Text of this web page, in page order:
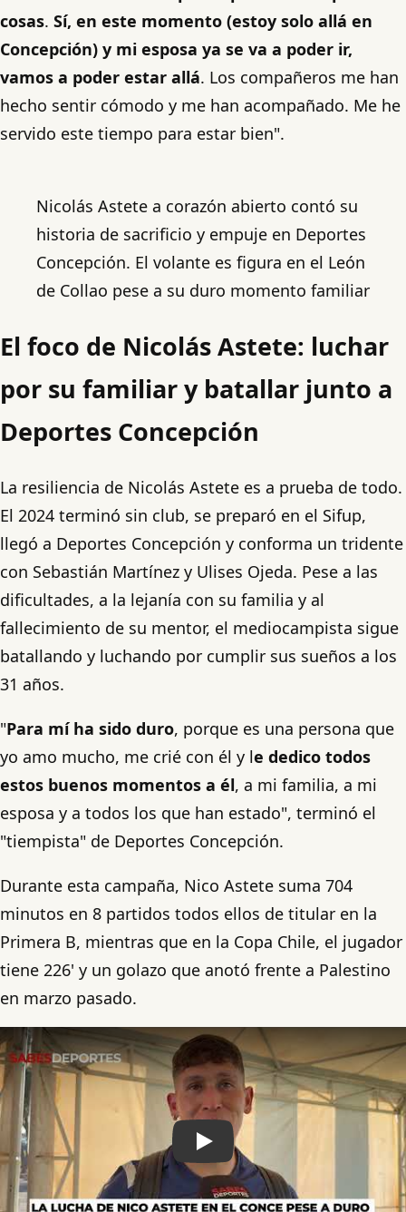
cosas. Sí, en este momento (estoy solo allá en
Concepción) y mi esposa ya se va a poder ir,
vamos a poder estar allá. Los compañeros me han
hecho sentir cómodo y me han acompañado. Me he
servido este tiempo para estar bien".
Nicolás Astete a corazón abierto contó su
historia de sacrificio y empuje en Deportes
Concepción. El volante es figura en el León
de Collao pese a su duro momento familiar
El foco de Nicolás Astete: luchar
por su familiar y batallar junto a
Deportes Concepción
La resiliencia de Nicolás Astete es a prueba de todo.
El 2024 terminó sin club, se preparó en el Sifup,
llegó a Deportes Concepción y conforma un tridente
con Sebastián Martínez y Ulises Ojeda. Pese a las
dificultades, a la lejanía con su familia y al
fallecimiento de su mentor, el mediocampista sigue
batallando y luchando por cumplir sus sueños a los
31 años.
"Para mí ha sido duro, porque es una persona que
yo amo mucho, me crié con él y le dedico todos
estos buenos momentos a él, a mi familia, a mi
esposa y a todos los que han estado", terminó el
"tiempista" de Deportes Concepción.
Durante esta campaña, Nico Astete suma 704
minutos en 8 partidos todos ellos de titular en la
Primera B, mientras que en la Copa Chile, el jugador
tiene 226' y un golazo que anotó frente a Palestino
en marzo pasado.
Play